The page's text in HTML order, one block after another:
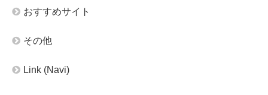
おすすめサイト
その他
Link (Navi)